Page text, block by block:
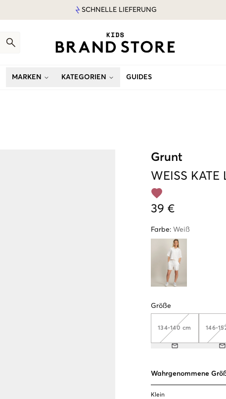
SCHNELLE LIEFERUNG
MARKEN KATEGORIEN GUIDES
Grunt
WEISS
KATE
39 €
Farbe: Weiß
Größe
134-140 cm 146-
Wahrgenommene
Klein